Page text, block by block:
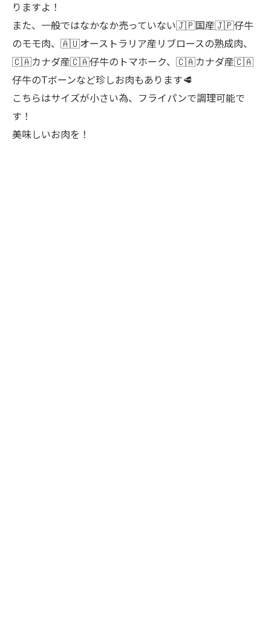
りますよ！
また、一般ではなかなか売っていない🇯🇵国産🇯🇵仔牛
のモモ肉、🇦🇺オーストラリア産リブロースの熟成肉、
🇨🇦カナダ産🇨🇦仔牛のトマホーク、🇨🇦カナダ産🇨🇦
仔牛のTボーンなど珍しお肉もあります🥩
こちらはサイズが小さい為、フライパンで調理可能で
す！
美味しいお肉を！